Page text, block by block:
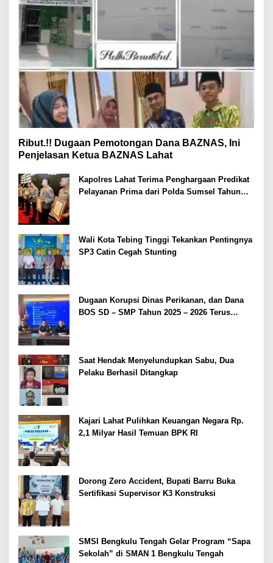
Ribut.!! Dugaan Pemotongan Dana BAZNAS, Ini
Penjelasan Ketua BAZNAS Lahat
Kapolres Lahat Terima Penghargaan Predikat
Pelayanan Prima dari Polda Sumsel Tahun
Wali Kota Tebing Tinggi Tekankan Pentingnya
SP3 Catin Cegah Stunting
Dugaan Korupsi Dinas Perikanan, dan Dana
BOS SD – SMP Tahun 2025 – 2026 Terus
Saat Hendak Menyelundupkan Sabu, Dua
Pelaku Berhasil Ditangkap
Kajari Lahat Pulihkan Keuangan Negara Rp.
2,1 Milyar Hasil Temuan BPK RI
Dorong Zero Accident, Bupati Barru Buka
Sertifikasi Supervisor K3 Konstruksi
SMSI Bengkulu Tengah Gelar Program “Sapa
Sekolah” di SMAN 1 Bengkulu Tengah